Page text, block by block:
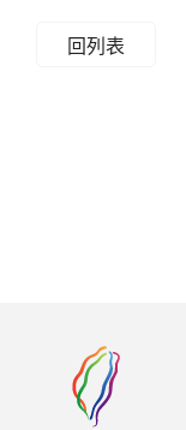
回列表